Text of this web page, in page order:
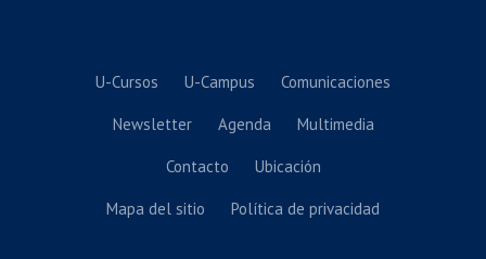
U-Cursos U-Campus Comunicaciones
Newsletter Agenda Multimedia
Contacto Ubicación
Mapa del sitio Política de privacidad